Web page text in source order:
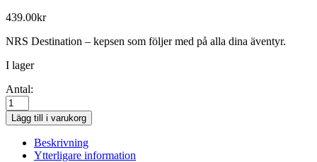
439.00kr
NRS Destination – kepsen som följer med på alla dina äventyr.
I lager
Antal:
NRS
Destination
Hat
mängd
Lägg till i varukorg
Beskrivning
Ytterligare information